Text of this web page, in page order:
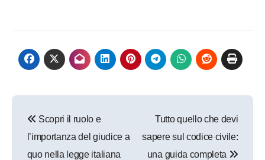
articoli
Scopri il ruolo e
l’importanza del giudice a
quo nella legge italiana
Tutto quello che devi
sapere sul codice civile:
una guida completa